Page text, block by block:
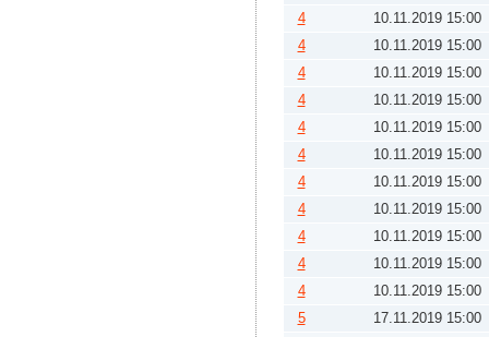
4
10.11.2019 15:00
4
10.11.2019 15:00
4
10.11.2019 15:00
4
10.11.2019 15:00
4
10.11.2019 15:00
4
10.11.2019 15:00
4
10.11.2019 15:00
4
10.11.2019 15:00
4
10.11.2019 15:00
4
10.11.2019 15:00
4
10.11.2019 15:00
5
17.11.2019 15:00